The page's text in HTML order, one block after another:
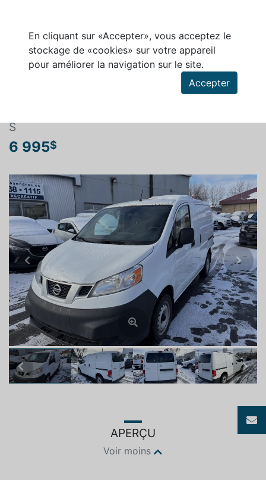
En cliquant sur «Accepter», vous acceptez le
stockage de «cookies» sur votre appareil
pour améliorer la navigation sur le site.
Accepter
S
6 995$
Previous Next
Previous Next
APERÇU
Voir moins